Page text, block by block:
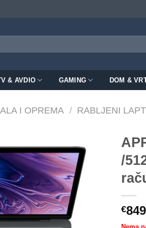
& AVDIO GAMING DOM &
I OPREMA / RABLJENI
/
€